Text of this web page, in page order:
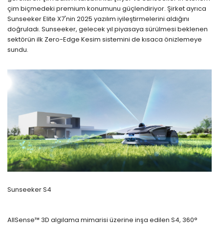
çim biçmedeki premium konumunu güçlendiriyor. Şirket ayrıca
Sunseeker Elite X7'nin 2025 yazılım iyileştirmelerini aldığını
doğruladı. Sunseeker, gelecek yıl piyasaya sürülmesi beklenen
sektörün ilk Zero-Edge Kesim sistemini de kısaca önizlemeye
sundu.
Sunseeker S4
AllSense™ 3D algılama mimarisi üzerine inşa edilen S4, 360°